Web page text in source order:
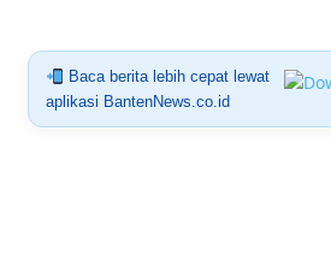
Baca berita lebih cepat lewat
aplikasi BantenNews.co.id